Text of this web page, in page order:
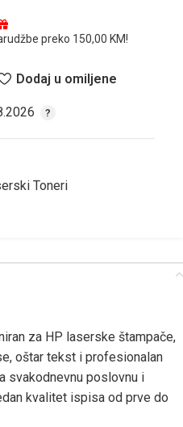
preko 150,00 KM!
Dodaj u omiljene
Toneri
za HP laserske štampače,
oštar tekst i profesionalan
svakodnevnu poslovnu i
kvalitet ispisa od prve do